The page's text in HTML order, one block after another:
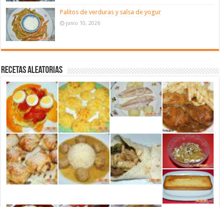
Palitos de verduras y salsa de yogur
junio 10, 2026
Recetas aleatorias